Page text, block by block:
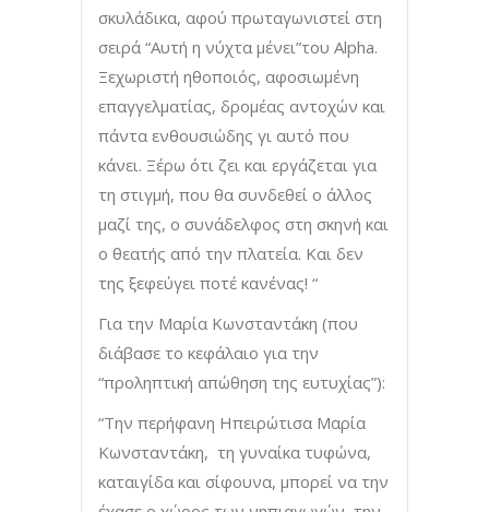
σκυλάδικα, αφού πρωταγωνιστεί στη
σειρά “Αυτή η νύχτα μένει”του Alpha.
Ξεχωριστή ηθοποιός, αφοσιωμένη
επαγγελματίας, δρομέας αντοχών και
πάντα ενθουσιώδης γι αυτό που
κάνει. Ξέρω ότι ζει και εργάζεται για
τη στιγμή, που θα συνδεθεί ο άλλος
μαζί της, ο συνάδελφος στη σκηνή και
ο θεατής από την πλατεία. Και δεν
της ξεφεύγει ποτέ κανένας! “
Για την Μαρία Κωνσταντάκη (που
διάβασε το κεφάλαιο για την
“προληπτική απώθηση της ευτυχίας”):
“Την περήφανη Ηπειρώτισα Μαρία
Κωνσταντάκη, τη γυναίκα τυφώνα,
καταιγίδα και σίφουνα, μπορεί να την